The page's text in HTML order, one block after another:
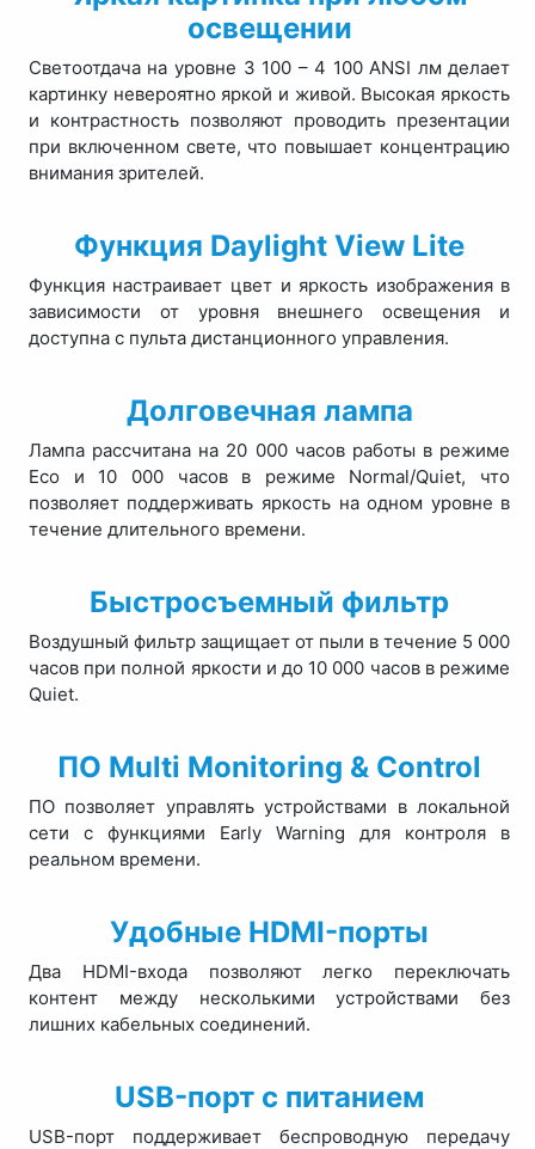
освещении
Светоотдача на уровне 3 100 – 4 100 ANSI лм делает
картинку невероятно яркой и живой. Высокая яркость
и контрастность позволяют проводить презентации
при включенном свете, что повышает концентрацию
внимания зрителей.
Функция Daylight View Lite
Функция настраивает цвет и яркость изображения в
зависимости от уровня внешнего освещения и
доступна с пульта дистанционного управления.
Долговечная лампа
Лампа рассчитана на 20 000 часов работы в режиме
Eco и 10 000 часов в режиме Normal/Quiet, что
позволяет поддерживать яркость на одном уровне в
течение длительного времени.
Быстросъемный фильтр
Воздушный фильтр защищает от пыли в течение 5 000
часов при полной яркости и до 10 000 часов в режиме
Quiet.
ПО Multi Monitoring & Control
ПО позволяет управлять устройствами в локальной
сети с функциями Early Warning для контроля в
реальном времени.
Удобные HDMI-порты
Два HDMI-входа позволяют легко переключать
контент между несколькими устройствами без
лишних кабельных соединений.
USB-порт с питанием
USB-порт поддерживает беспроводную передачу